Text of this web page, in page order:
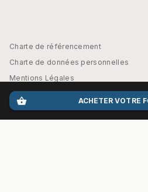
shopping_basket ACHETER VOTRE
Charte de référencement
Charte de données personnelles
Mentions Légales
Engagement durable
CGU